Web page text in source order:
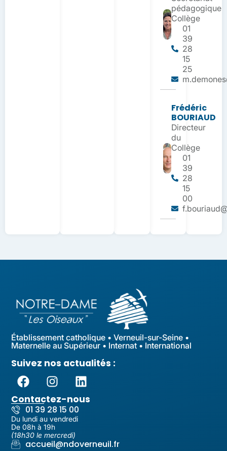
pédagogique
Collège
01
39
28
15
25
Frédéric
BOURIAUD
Directeur
du
Collège
01
39
28
15
00
Établissement catholique • Verneuil-sur-Seine •
Maternelle au Supérieur • Internat • International
Suivez nos actualités :
Contactez-nous
01 39 28 15 00
Du lundi au vendredi
De 08h à 19h
(18h30 le mercredi)
accueil@ndoverneuil.fr